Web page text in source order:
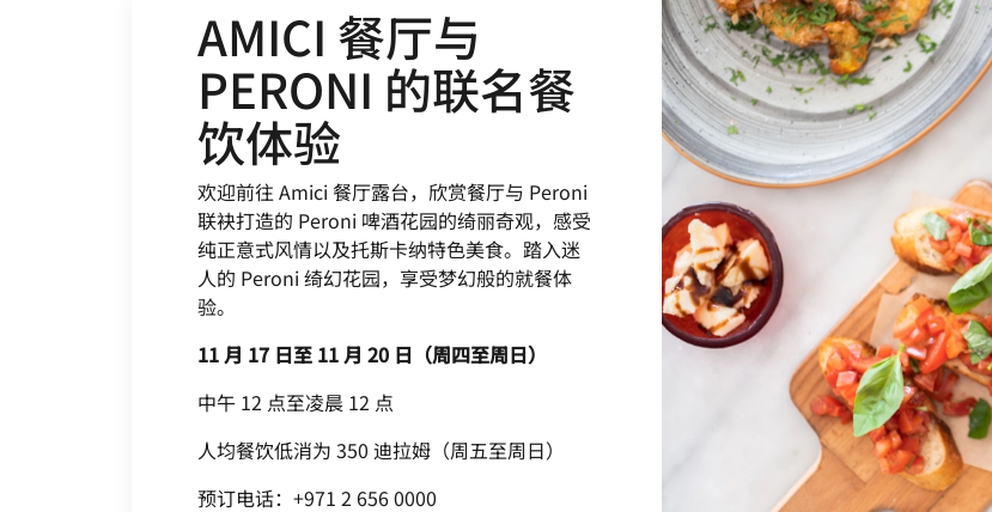
AMICI 餐厅与
PERONI 的联名餐
饮体验
欢迎前往 Amici 餐厅露台，欣赏餐厅与 Peroni
联袂打造的 Peroni 啤酒花园的绮丽奇观，感受
纯正意式风情以及托斯卡纳特色美食。踏入迷
人的 Peroni 绮幻花园，享受梦幻般的就餐体
验。
11 月 17 日至 11 月 20 日（周四至周日）
中午 12 点至凌晨 12 点
人均餐饮低消为 350 迪拉姆（周五至周日）
预订电话：+971 2 656 0000